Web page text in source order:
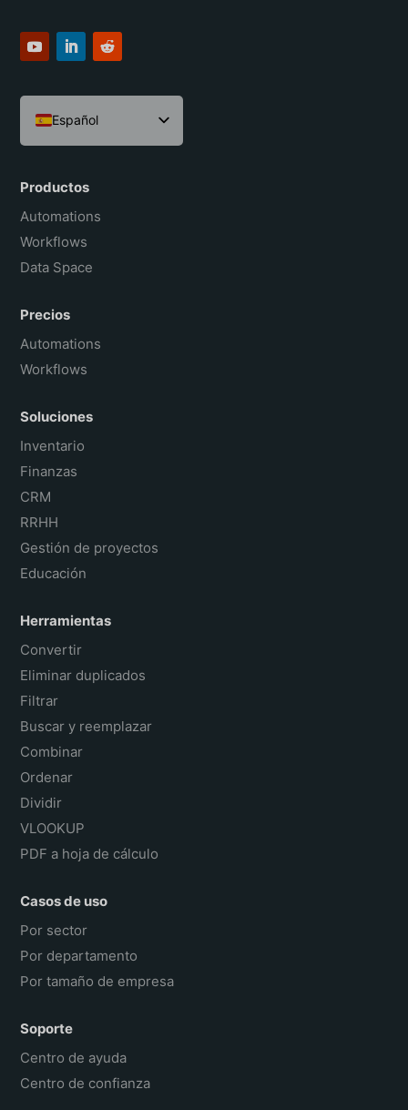
Español
English
Português do Brasil
Français
Productos
Automations
Workflows
Data Space
Precios
Automations
Workflows
Soluciones
Inventario
Finanzas
CRM
RRHH
Gestión de proyectos
Educación
Herramientas
Convertir
Eliminar duplicados
Filtrar
Buscar y reemplazar
Combinar
Ordenar
Dividir
VLOOKUP
PDF a hoja de cálculo
Casos de uso
Por sector
Por departamento
Por tamaño de empresa
Soporte
Centro de ayuda
Centro de confianza